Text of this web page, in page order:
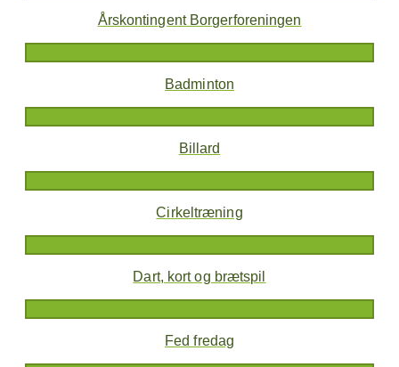
Årskontingent Borgerforeningen
Badminton
Billard
Cirkeltræning
Dart, kort og brætspil
Fed fredag